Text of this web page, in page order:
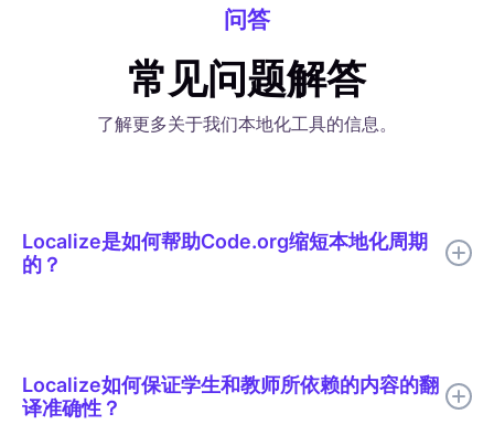
问答
常见问题解答
了解更多关于我们本地化工具的信息。
Localize是如何帮助Code.org缩短本地化周期
的？
Localize如何保证学生和教师所依赖的内容的翻
译准确性？